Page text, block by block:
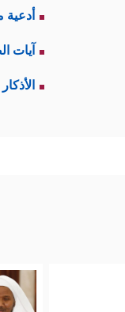
أدعية
آيات
الأذكار